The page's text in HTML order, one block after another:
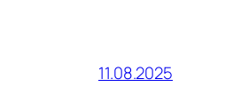
11.08.2025